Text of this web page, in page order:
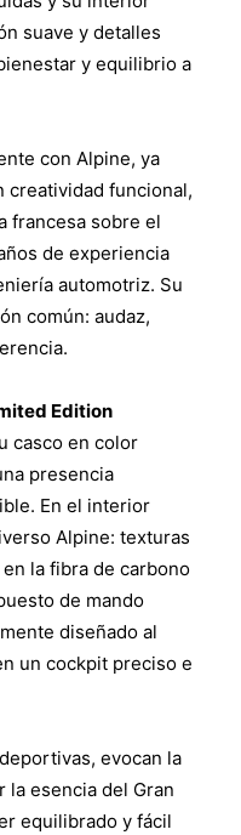
suave y detalles
y equilibrio a
con Alpine, ya
creatividad funcional,
francesa sobre el
de experiencia
automotriz. Su
común: audaz,
Edition
casco en color
presencia
En el interior
Alpine: texturas
la fibra de carbono
de mando
diseñado al
un cockpit preciso e
evocan la
la esencia del Gran
equilibrado y fácil